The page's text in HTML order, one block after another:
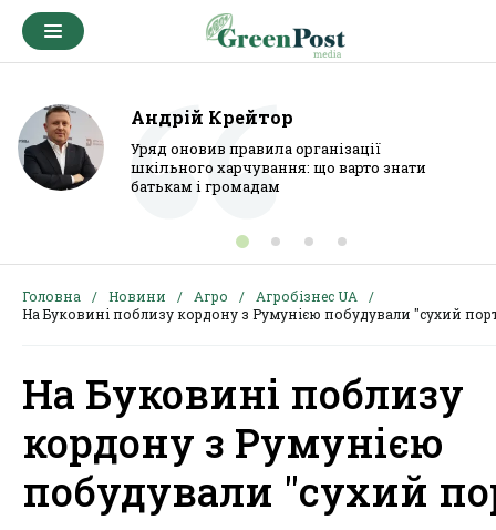
Андрій Крейтор
Уряд оновив правила організації
шкільного харчування: що варто знати
батькам і громадам
Головна Новини Агро
Агробізнес UA
На Буковині поблизу кордону з Румунією побудували "сухий
На Буковині поблизу
кордону з Румунією
побудували "сухий